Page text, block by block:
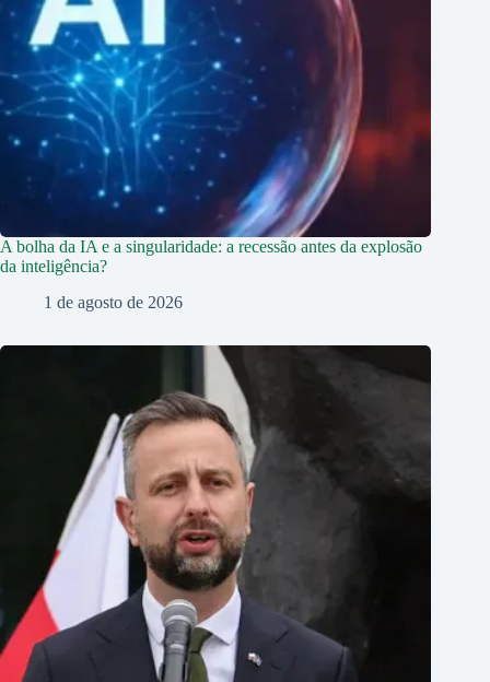
A bolha da IA e a singularidade: a recessão antes da explosão
da inteligência?
1 de agosto de 2026